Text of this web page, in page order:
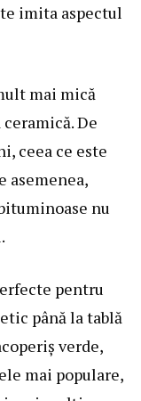
imita aspectul
mai mică
De
ceea ce este
asemenea,
nu
pentru
până la tablă
verde,
mai populare,